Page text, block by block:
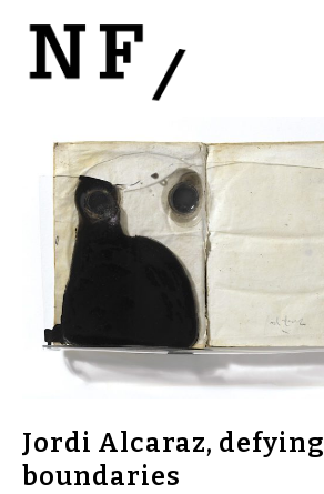
Jordi Alcaraz, defying
boundaries